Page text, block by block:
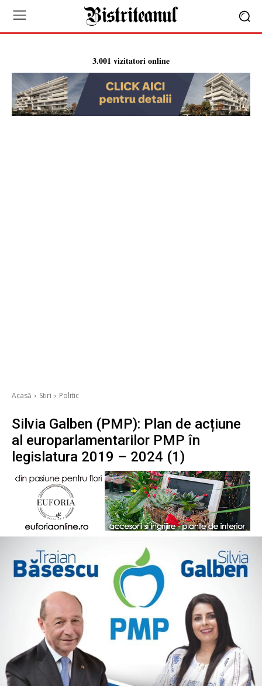
3.001 vizitatori online
Acasă Stiri Politic
Silvia Galben (PMP): Plan de acțiune
al europarlamentarilor PMP în
legislatura 2019 – 2024 (1)